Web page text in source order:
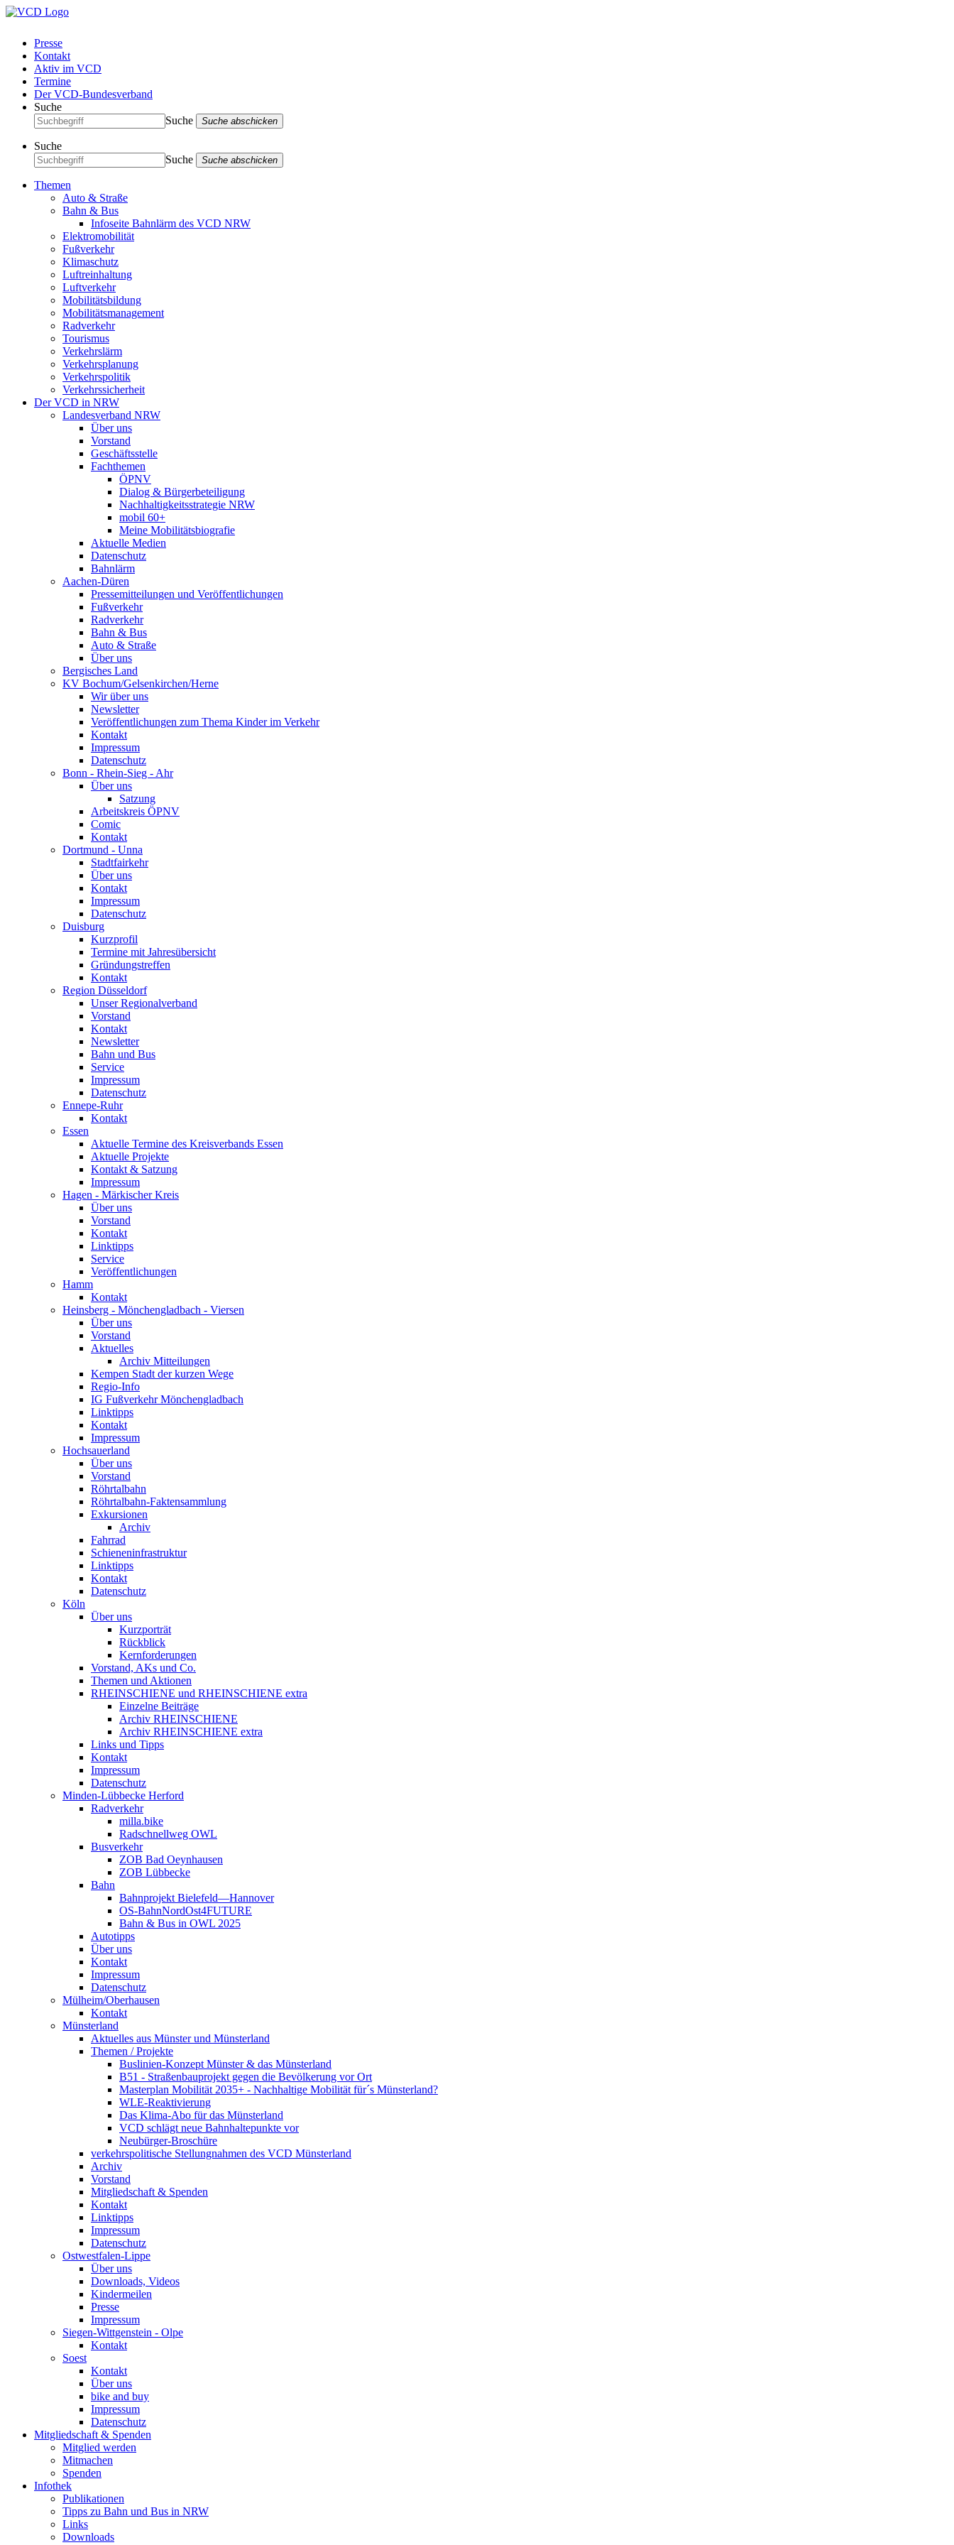
Presse
Kontakt
Aktiv im VCD
Termine
Der VCD-Bundesverband
Suche
Suche
Suche abschicken
Suche
Suche
Suche abschicken
Themen
Auto & Straße
Bahn & Bus
Infoseite Bahnlärm des VCD NRW
Elektromobilität
Fußverkehr
Klimaschutz
Luftreinhaltung
Luftverkehr
Mobilitätsbildung
Mobilitätsmanagement
Radverkehr
Tourismus
Verkehrslärm
Verkehrsplanung
Verkehrspolitik
Verkehrssicherheit
Der VCD in NRW
Landesverband NRW
Über uns
Vorstand
Geschäftsstelle
Fachthemen
ÖPNV
Dialog & Bürgerbeteiligung
Nachhaltigkeitsstrategie NRW
mobil 60+
Meine Mobilitätsbiografie
Aktuelle Medien
Datenschutz
Bahnlärm
Aachen-Düren
Pressemitteilungen und Veröffentlichungen
Fußverkehr
Radverkehr
Bahn & Bus
Auto & Straße
Über uns
Bergisches Land
KV Bochum/Gelsenkirchen/Herne
Wir über uns
Newsletter
Veröffentlichungen zum Thema Kinder im Verkehr
Kontakt
Impressum
Datenschutz
Bonn - Rhein-Sieg - Ahr
Über uns
Satzung
Arbeitskreis ÖPNV
Comic
Kontakt
Dortmund - Unna
Stadtfairkehr
Über uns
Kontakt
Impressum
Datenschutz
Duisburg
Kurzprofil
Termine mit Jahresübersicht
Gründungstreffen
Kontakt
Region Düsseldorf
Unser Regionalverband
Vorstand
Kontakt
Newsletter
Bahn und Bus
Service
Impressum
Datenschutz
Ennepe-Ruhr
Kontakt
Essen
Aktuelle Termine des Kreisverbands Essen
Aktuelle Projekte
Kontakt & Satzung
Impressum
Hagen - Märkischer Kreis
Über uns
Vorstand
Kontakt
Linktipps
Service
Veröffentlichungen
Hamm
Kontakt
Heinsberg - Mönchengladbach - Viersen
Über uns
Vorstand
Aktuelles
Archiv Mitteilungen
Kempen Stadt der kurzen Wege
Regio-Info
IG Fußverkehr Mönchengladbach
Linktipps
Kontakt
Impressum
Hochsauerland
Über uns
Vorstand
Röhrtalbahn
Röhrtalbahn-Faktensammlung
Exkursionen
Archiv
Fahrrad
Schieneninfrastruktur
Linktipps
Kontakt
Datenschutz
Köln
Über uns
Kurzporträt
Rückblick
Kernforderungen
Vorstand, AKs und Co.
Themen und Aktionen
RHEINSCHIENE und RHEINSCHIENE extra
Einzelne Beiträge
Archiv RHEINSCHIENE
Archiv RHEINSCHIENE extra
Links und Tipps
Kontakt
Impressum
Datenschutz
Minden-Lübbecke Herford
Radverkehr
milla.bike
Radschnellweg OWL
Busverkehr
ZOB Bad Oeynhausen
ZOB Lübbecke
Bahn
Bahnprojekt Bielefeld—Hannover
OS-BahnNordOst4FUTURE
Bahn & Bus in OWL 2025
Autotipps
Über uns
Kontakt
Impressum
Datenschutz
Mülheim/Oberhausen
Kontakt
Münsterland
Aktuelles aus Münster und Münsterland
Themen / Projekte
Buslinien-Konzept Münster & das Münsterland
B51 - Straßenbauprojekt gegen die Bevölkerung vor Ort
Masterplan Mobilität 2035+ - Nachhaltige Mobilität für´s Münsterland?
WLE-Reaktivierung
Das Klima-Abo für das Münsterland
VCD schlägt neue Bahnhaltepunkte vor
Neubürger-Broschüre
verkehrspolitische Stellungnahmen des VCD Münsterland
Archiv
Vorstand
Mitgliedschaft & Spenden
Kontakt
Linktipps
Impressum
Datenschutz
Ostwestfalen-Lippe
Über uns
Downloads, Videos
Kindermeilen
Presse
Impressum
Siegen-Wittgenstein - Olpe
Kontakt
Soest
Kontakt
Über uns
bike and buy
Impressum
Datenschutz
Mitgliedschaft & Spenden
Mitglied werden
Mitmachen
Spenden
Infothek
Publikationen
Tipps zu Bahn und Bus in NRW
Links
Downloads